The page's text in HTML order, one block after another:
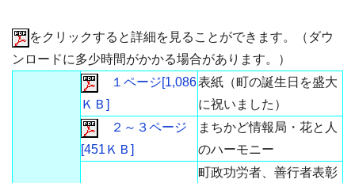
をクリックすると詳細を見ることができます。（ダウ
ンロードに多少時間がかかる場合があります。）
１ページ[1,086
ＫＢ]
表紙（町の誕生日を盛大
に祝いました）
２～３ページ
[451ＫＢ]
まちかど情報局・花と人
のハーモニー
町政功労者、善行者表彰